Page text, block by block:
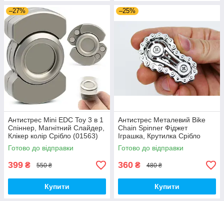
–27%
Антистрес Mini EDC Toy 3 в 1
Спіннер, Магнітний Слайдер,
Клікер колір Срібло (01563)
Готово до відправки
399 ₴ 550 ₴
Купити
–25%
Антистрес Металевий Bike
Chain Spinner Фіджет
Іграшка, Крутилка Срібло
(01154)
Готово до відправки
360 ₴ 480 ₴
Купити